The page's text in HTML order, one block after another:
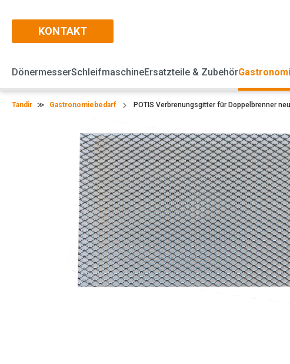
KONTAKT
DönermesserSchleifmaschineErsatzteile & Zubehör
Tandir ≫ Gastronomiebedarf POTIS Verbrenungsgitter für Doppelbrenner